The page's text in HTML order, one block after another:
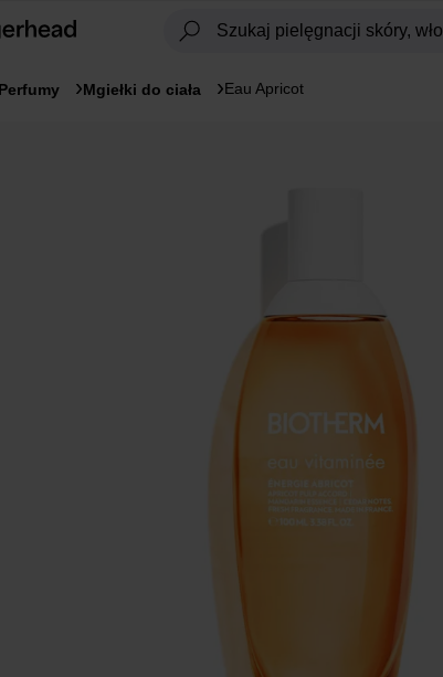
Perfumy Mgiełki do ciała Eau Apricot